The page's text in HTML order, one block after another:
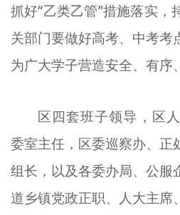
抓好“乙类乙管”措施落实，
关部门要做好高考、中考考
为广大学子营造安全、有序
区四套班子领导，区
委室主任，区委巡察办、正
组长，以及各委办局、公服
道乡镇党政正职、人大主席